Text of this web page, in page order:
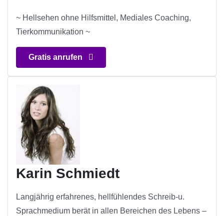
~ Hellsehen ohne Hilfsmittel, Mediales Coaching,
Tierkommunikation ~
Gratis anrufen
Karin Schmiedt
Langjährig erfahrenes, hellfühlendes Schreib-u.
Sprachmedium berät in allen Bereichen des Lebens –